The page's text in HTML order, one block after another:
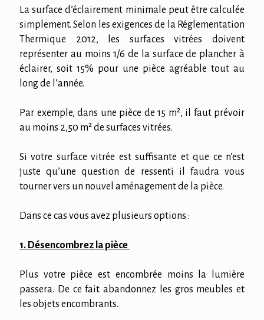
La surface d’éclairement minimale peut être calculée
simplement. Selon les exigences de la Réglementation
Thermique 2012, les surfaces vitrées doivent
représenter au moins 1/6 de la surface de plancher à
éclairer, soit 15% pour une pièce agréable tout au
long de l’année.
Par exemple, dans une pièce de 15 m², il faut prévoir
au moins 2,50 m² de surfaces vitrées.
Si votre surface vitrée est suffisante et que ce n’est
juste qu’une question de ressenti il faudra vous
tourner vers un nouvel aménagement de la pièce.
Dans ce cas vous avez plusieurs options :
1. Désencombrez la pièce
Plus votre pièce est encombrée moins la lumière
passera. De ce fait abandonnez les gros meubles et
les objets encombrants.